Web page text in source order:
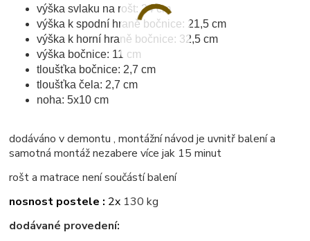
výška svlaku na rošt: 24 cm
výška k spodní hraně bočnice: 21,5 cm
výška k horní hraně bočnice: 32,5 cm
výška bočnice: 11 cm
tloušťka bočnice: 2,7 cm
tloušťka čela: 2,7 cm
noha: 5x10 cm
dodáváno v demontu , montážní návod je uvnitř balení a
samotná montáž nezabere více jak 15 minut
rošt a matrace není součástí balení
nosnost postele : 2x 130 kg
dodávané provedení: